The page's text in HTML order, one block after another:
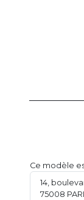
Ce modèle
14,
75008